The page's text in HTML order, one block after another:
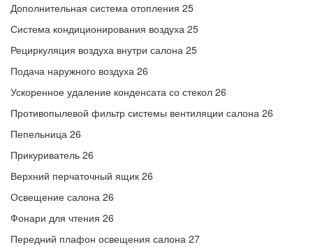
Дополнительная система отопления 25
Система кондиционирования воздуха 25
Рециркуляция воздуха внутри салона 25
Подача наружного воздуха 26
Ускоренное удаление конденсата со стекол 26
Противопылевой фильтр системы вентиляции салона 26
Пепельница 26
Прикуриватель 26
Верхний перчаточный ящик 26
Освещение салона 26
Фонари для чтения 26
Передний плафон освещения салона 27